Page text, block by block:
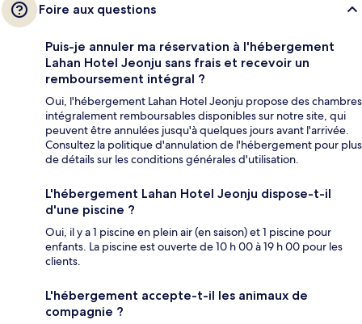
Foire aux questions
Puis-je annuler ma réservation à l'hébergement
Lahan Hotel Jeonju sans frais et recevoir un
remboursement intégral ?
Oui, l'hébergement Lahan Hotel Jeonju propose des chambres
intégralement remboursables disponibles sur notre site, qui
peuvent être annulées jusqu'à quelques jours avant l'arrivée.
Consultez la politique d'annulation de l'hébergement pour plus
de détails sur les conditions générales d'utilisation.
L'hébergement Lahan Hotel Jeonju dispose-t-il
d'une piscine ?
Oui, il y a 1 piscine en plein air (en saison) et 1 piscine pour
enfants. La piscine est ouverte de 10 h 00 à 19 h 00 pour les
clients.
L'hébergement accepte-t-il les animaux de
compagnie ?